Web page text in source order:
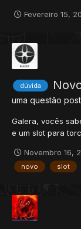
Fevereiro 15,
dúvida
uma questão
Galera, vocês
e um slot para
personagem no
imagem".. eu uso
Novembro 16,
novo slot